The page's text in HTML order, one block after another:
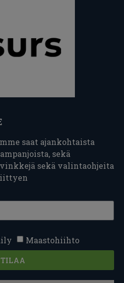
saat ajankohtaista
sekä
sekä valintaohjeita
Maastohiihto
TILAA